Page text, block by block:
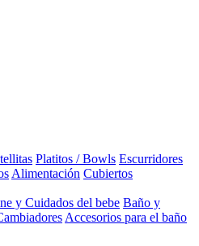
Platitos / Bowls Escurridores
Alimentación Cubiertos
y Cuidados del bebe Baño y
Accesorios para el baño